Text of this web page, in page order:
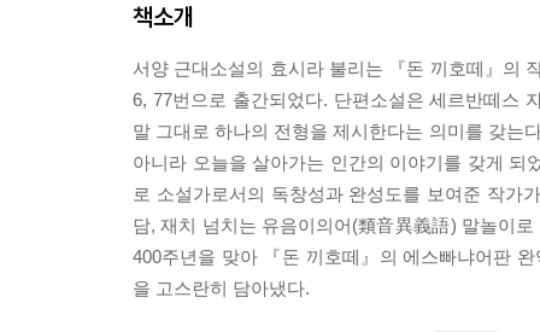
책소개
서양 근대소설의 효시라 불리는 『돈 끼호떼』의
6, 77번으로 출간되었다. 단편소설은 세르반떼스
말 그대로 하나의 전형을 제시한다는 의미를 갖는
아니라 오늘을 살아가는 인간의 이야기를 갖게
로 소설가로서의 독창성과 완성도를 보여준 작가
담, 재치 넘치는 유음이의어(類音異義語) 말놀이
400주년을 맞아 『돈 끼호떼』의 에스빠냐어판
을 고스란히 담아냈다.